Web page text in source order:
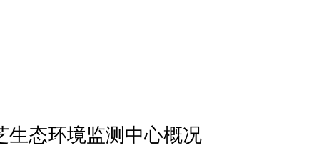
生态环境监测中心概况